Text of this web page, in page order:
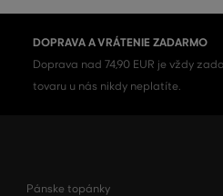
DOPRAVA A VRÁTENIE ZADARMO
Doprava nad 74,90 EUR je vždy
tovaru u nás nikdy neplatíte.
Pánske topánky